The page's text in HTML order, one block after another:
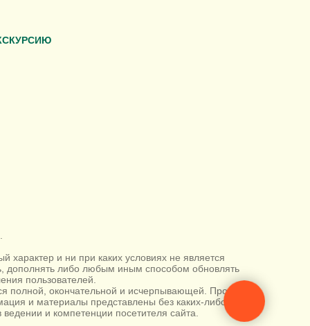
и ни при каких условиях не является
дополнять либо любым иным способом обновлять
пользователей.
полной, окончательной и исчерпывающей. Просим
и материалы представлены без каких-либо
и компетенции посетителя сайта.